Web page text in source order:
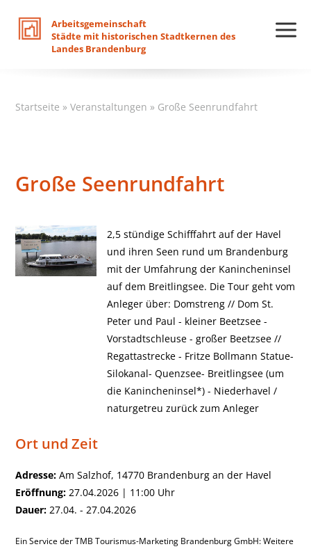
Arbeitsgemeinschaft
Städte mit historischen Stadtkernen des
Landes Brandenburg
Startseite »Veranstaltungen » Große Seenrundfahrt
Große Seenrundfahrt
2,5 stündige Schifffahrt auf der Havel
und ihren Seen rund um Brandenburg
mit der Umfahrung der Kanincheninsel
auf dem Breitlingsee. Die Tour geht vom
Anleger über: Domstreng // Dom St.
Peter und Paul - kleiner Beetzsee -
Vorstadtschleuse - großer Beetzsee //
Regattastrecke - Fritze Bollmann Statue-
Silokanal- Quenzsee- Breitlingsee (um
die Kanincheninsel*) - Niederhavel /
naturgetreu zurück zum Anleger
Ort und Zeit
Adresse: Am Salzhof, 14770 Brandenburg an der Havel
Eröffnung: 27.04.2026 | 11:00 Uhr
Dauer: 27.04. - 27.04.2026
Ein Service der TMB Tourismus-Marketing Brandenburg GmbH: Weitere